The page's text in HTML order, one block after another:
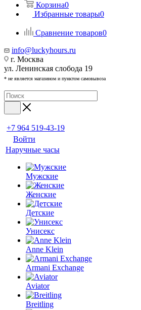
Корзина0
Избранные товары0
Сравнение товаров0
info@luckyhours.ru
г. Москва
ул. Ленинская слобода 19
* не является магазином и пунктом самовывоза
+7 964 519-43-19
Войти
Наручные часы
Мужские
Женские
Детские
Унисекс
Anne Klein
Armani Exchange
Aviator
Breitling